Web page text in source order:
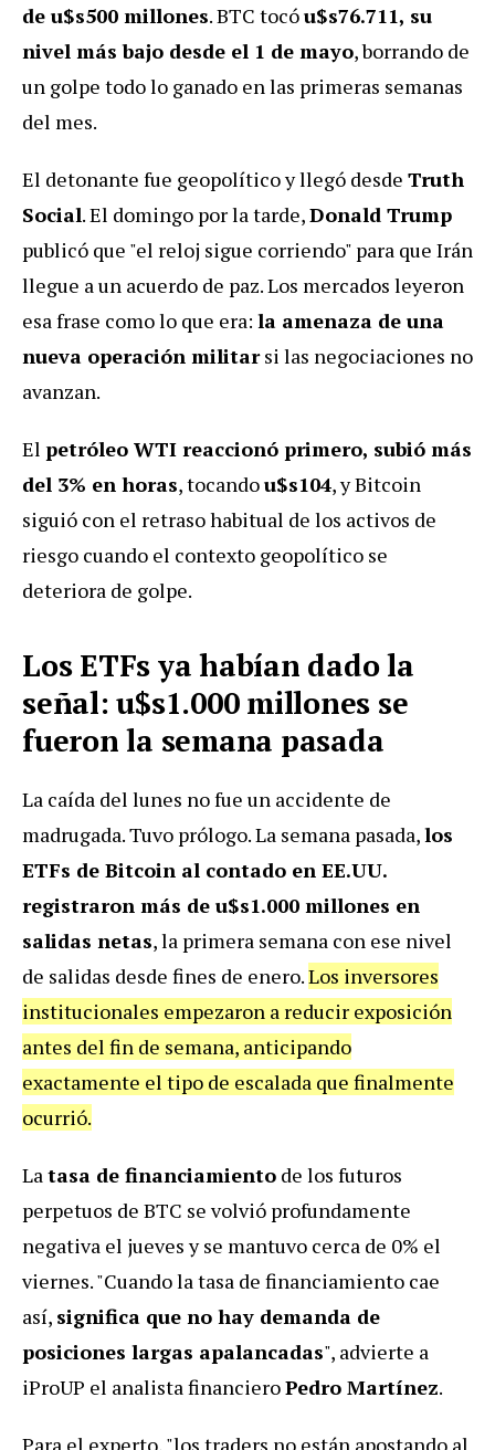
de u$s500 millones. BTC tocóu$s76.711, su
nivel más bajo desde el 1 de mayo, borrando de
un golpe todo lo ganado en las primeras semanas
del mes.
El detonante fue geopolítico y llegó desde Truth
Social. El domingo por la tarde,Donald Trump
publicó que "el reloj sigue corriendo" para que Irán
llegue a un acuerdo de paz. Los mercados leyeron
esa frase como lo que era: la amenaza de una
nueva operación militarsi las negociaciones no
avanzan.
El petróleo WTI reaccionó primero, subió más
del 3% en horas, tocandou$s104, y Bitcoin
siguió con el retraso habitual de los activos de
riesgo cuando el contexto geopolítico se
deteriora de golpe.
Los ETFs ya habían dado la
señal: u$s1.000 millones se
fueron la semana pasada
La caída del lunes no fue un accidente de
madrugada. Tuvo prólogo. La semana pasada,los
ETFs de Bitcoin al contado en EE.UU.
registraron más de u$s1.000 millones en
salidas netas, la primera semana con ese nivel
de salidas desde fines de enero.Los inversores
institucionales empezaron a reducir exposición
antes del fin de semana, anticipando
exactamente el tipo de escalada que finalmente
ocurrió.
La tasa de financiamiento de los futuros
perpetuos de BTC se volvió profundamente
negativa el jueves y se mantuvo cerca de 0% el
viernes. "Cuando la tasa de financiamiento cae
así, significa que no hay demanda de
posiciones largas apalancadas", advierte a
iProUP el analista financieroPedro Martínez.
Para el experto, "los traders no están apostando al